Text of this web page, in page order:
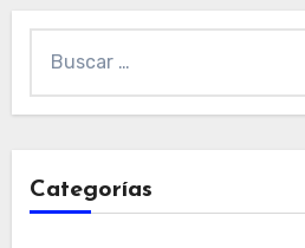
Categorías